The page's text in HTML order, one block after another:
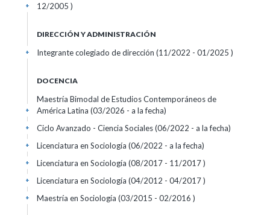
12/2005 )
+
DIRECCIÓN Y ADMINISTRACIÓN
Integrante colegiado de dirección (11/2022 - 01/2025 )
+
DOCENCIA
Maestría Bimodal de Estudios Contemporáneos de
América Latina (03/2026 - a la fecha)
+
Ciclo Avanzado - Ciencia Sociales (06/2022 - a la fecha)
+
Licenciatura en Sociología (06/2022 - a la fecha)
+
Licenciatura en Sociología (08/2017 - 11/2017 )
+
Licenciatura en Sociología (04/2012 - 04/2017 )
+
Maestría en Sociología (03/2015 - 02/2016 )
+